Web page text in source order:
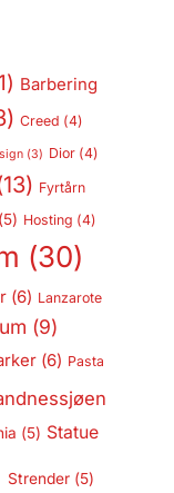
Barbering
Creed (4)
(3) Dior(4)
Fyrtårn
Hosting (4)
(30)
(6) Lanzarote
(9)
(6) Pasta
(5) Statue
Strender(5)